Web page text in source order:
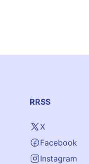
RRSS
X
Facebook
Instagram